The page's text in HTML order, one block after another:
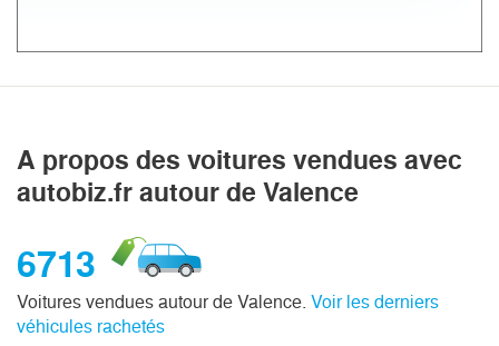
A propos des voitures vendues avec
autobiz.fr autour de Valence
6713
Voitures vendues autour de Valence. Voir les derniers
véhicules rachetés